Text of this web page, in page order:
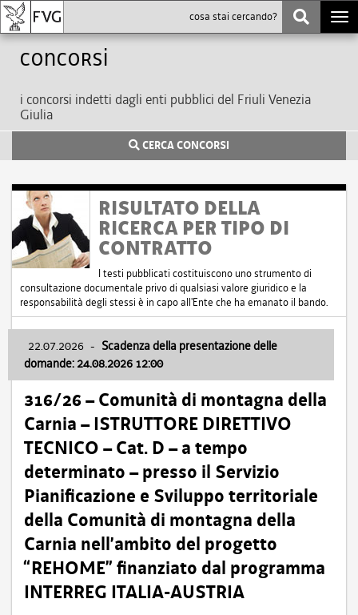
Concorsi
i concorsi indetti dagli enti pubblici del Friuli Venezia
Giulia
CERCA CONCORSI
RISULTATO DELLA
RICERCA PER TIPO DI
CONTRATTO
I testi pubblicati costituiscono uno strumento di
consultazione documentale privo di qualsiasi valore giuridico e la
responsabilità degli stessi è in capo all'Ente che ha emanato il bando.
22.07.2026 - Scadenza della presentazione delle
domande: 24.08.2026 12:00
316/26 – Comunità di montagna della
Carnia – ISTRUTTORE DIRETTIVO
TECNICO – Cat. D – a tempo
determinato – presso il Servizio
Pianificazione e Sviluppo territoriale
della Comunità di montagna della
Carnia nell’ambito del progetto
“REHOME” finanziato dal programma
INTERREG ITALIA-AUSTRIA